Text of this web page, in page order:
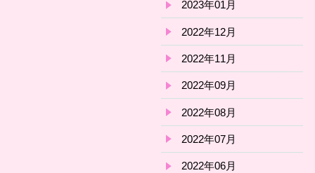
2023年01月
2022年12月
2022年11月
2022年09月
2022年08月
2022年07月
2022年06月